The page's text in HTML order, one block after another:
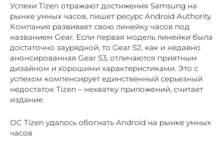
Успехи Tizen отражают достижения Samsung на
рынке умных часов, пишет ресурс Android Authority.
Компания развивает свою линейку часов под
названием Gear. Если первая модель линейки была
достаточно заурядной, то Gear S2, как и недавно
анонсированная Gear S3, отличаются приятным
дизайном и хорошими характеристиками. Это с
успехом компенсирует единственный серьезный
недостаток Tizen – нехватку приложений, считает
издание.
ОС Tizen удалось обогнать Android на рынке умных
часов